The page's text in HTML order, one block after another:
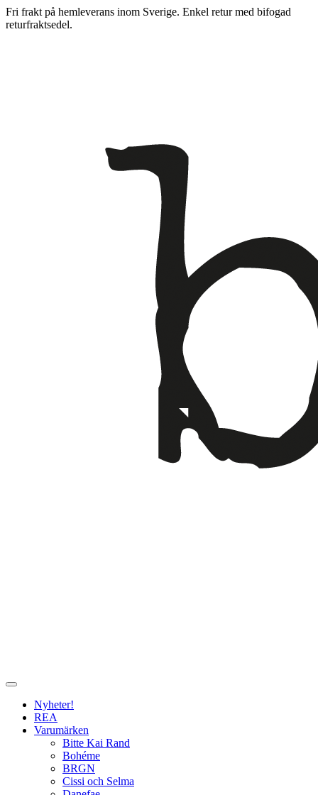
Fri frakt på hemleverans inom Sverige. Enkel retur med bifogad
returfraktsedel.
Nyheter!
REA
Varumärken
Bitte Kai Rand
Bohéme
BRGN
Cissi och Selma